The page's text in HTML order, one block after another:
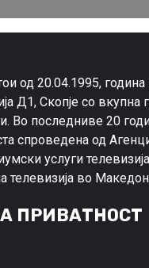
од 20.04.1995, година
Д1, Скопје со вкупна
Во последниве 20
спроведена од
услуги
телевизија во
ПРИВАТНОСТ